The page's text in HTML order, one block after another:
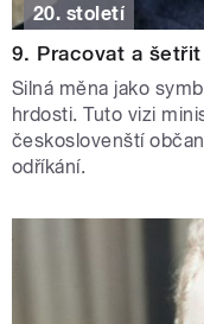
20. století
9. Pracovat a
Silná měna jako
hrdosti. Tuto vizi
českoslovenští
odříkání.